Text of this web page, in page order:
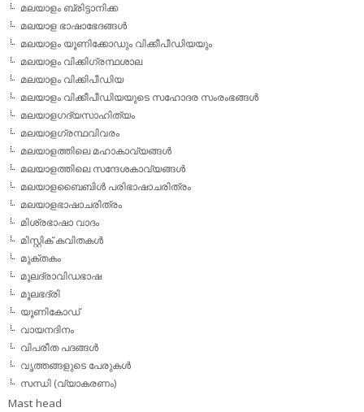
മലയാളം ബ്രിട്ടാനിക്ക
മലയാള ഭാഷാഭേദങ്ങള്‍
മലയാളം യൂണിക്കോഡും വിക്കീപീഡിയയും
മലയാളം വിക്കിഗ്രന്ഥശാല
മലയാളം വിക്കിപീഡിയ
മലയാളം വിക്കീപീഡിയയുടെ സഹോദര സംരംഭങ്ങള്‍
മലയാളഗദ്യസാഹിത്യം
മലയാളഗ്രന്ഥവിവരം
മലയാളത്തിലെ മഹാകാവ്യങ്ങള്‍
മലയാളത്തിലെ സന്ദേശകാവ്യങ്ങള്‍
മലയാളബൈബിള്‍ പരിഭാഷാചരിത്രം
മലയാളഭാഷാചരിത്രം
മിശ്രഭാഷാ വാദം
മിസ്റ്റിക് കവിതകള്‍
മുക്തകം
മൂലദ്രാവിഡഭാഷ
മൂലഭദ്രി
യൂണികോഡ്
വായനദിനം
വിപരീത പദങ്ങള്‍
വൃത്തങ്ങളുടെ പേരുകള്‍
സന്ധി (വ്യാകരണം)
Mast head